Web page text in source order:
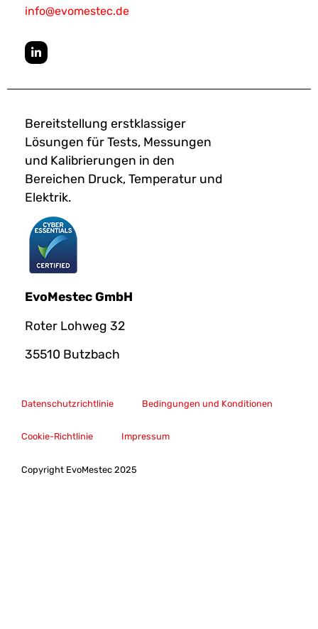
info@evomestec.de
Bereitstellung erstklassiger
Lösungen für Tests, Messungen
und Kalibrierungen in den
Bereichen Druck, Temperatur und
Elektrik.
EvoMestec GmbH
Roter Lohweg 32
35510 Butzbach
Copyright EvoMestec 2025
Datenschutzrichtlinie Bedingungen und Konditionen
Cookie-Richtlinie Impressum